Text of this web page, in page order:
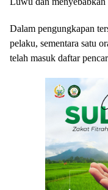
Dalam pengungkapan
pelaku, sementara satu
telah masuk daftar